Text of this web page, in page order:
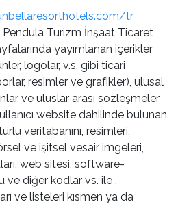
tr
Pendula Turizm İnşaat Ticaret
yayımlanan içerikler
logolar, v.s. gibi ticari
resimler ve grafikler), ulusal
ve uluslar arası sözleşmeler
website dahilinde bulunan
veritabanını, resimleri,
ve işitsel vesair imgeleri,
web sitesi, software-
ve diğer kodlar vs. ile ,
ve listeleri kısmen ya da